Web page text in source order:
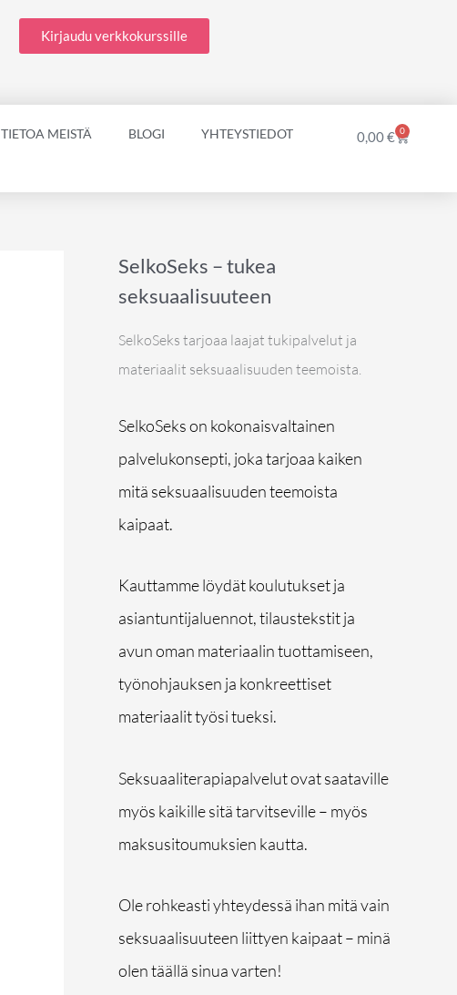
Kirjaudu verkkokurssille
TIETOA MEISTÄ BLOGI
YHTEYSTIEDOT
0,00€ 0
Cart
SelkoSeks – tukea
seksuaalisuuteen
SelkoSeks tarjoaa laajat tukipalvelut ja
materiaalit seksuaalisuuden teemoista.
SelkoSeks on kokonaisvaltainen
palvelukonsepti, joka tarjoaa kaiken
mitä seksuaalisuuden teemoista
kaipaat.
Kauttamme löydät koulutukset ja
asiantuntijaluennot, tilaustekstit ja
avun oman materiaalin tuottamiseen,
työnohjauksen ja konkreettiset
materiaalit työsi tueksi.
Seksuaaliterapiapalvelut ovat saataville
myös kaikille sitä tarvitseville – myös
maksusitoumuksien kautta.
Ole rohkeasti yhteydessä ihan mitä vain
seksuaalisuuteen liittyen kaipaat – minä
olen täällä sinua varten!